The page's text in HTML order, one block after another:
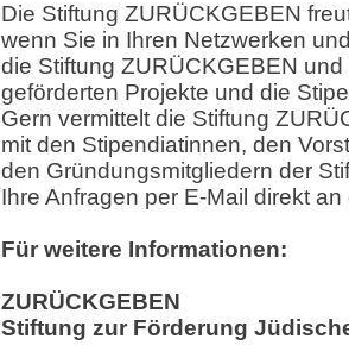
Die Stiftung ZURÜCKGEBEN
wenn Sie in Ihren Netzwerken
die Stiftung ZURÜCKGEBEN
geförderten Projekte und die
Gern vermittelt die Stiftung
mit den Stipendiatinnen, den
den Gründungsmitgliedern der
Ihre Anfragen per E-Mail direkt an
Für weitere Informationen:
ZURÜCKGEBEN
Stiftung zur Förderung